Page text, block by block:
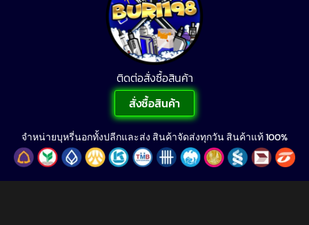
ติดต่อสั่งซื้อสินค้า
สั่งซื้อสินค้า
จำหน่ายบุหรี่นอกทั้งปลีกและส่ง สินค้าจัดส่งทุกวัน สินค้าแท้ 100%